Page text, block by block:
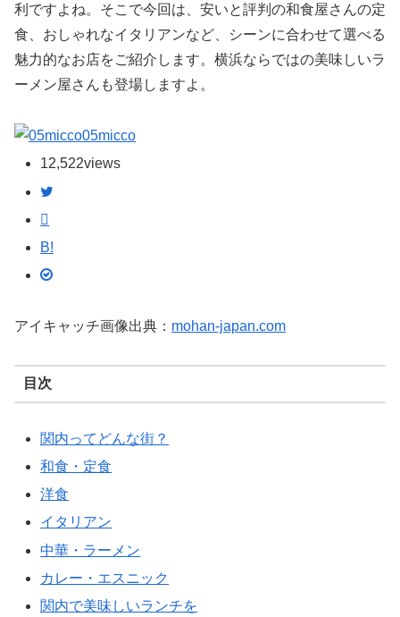
利ですよね。そこで今回は、安いと評判の和食屋さんの定
食、おしゃれなイタリアンなど、シーンに合わせて選べる
魅力的なお店をご紹介します。横浜ならではの美味しいラ
ーメン屋さんも登場しますよ。
05micco
12,522views
B!
アイキャッチ画像出典： mohan-japan.com
目次
関内ってどんな街？
和食・定食
洋食
イタリアン
中華・ラーメン
カレー・エスニック
関内で美味しいランチを